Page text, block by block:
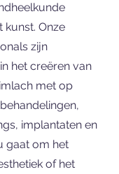
kunst. Onze
zijn
het creëren van
met op
implantaten en
gaat om het
of het